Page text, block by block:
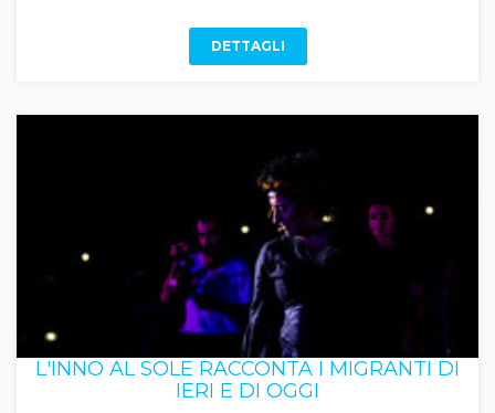
DETTAGLI
L'INNO AL SOLE RACCONTA I MIGRANTI DI
IERI E DI OGGI